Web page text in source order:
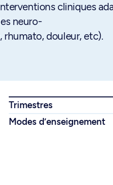
cliniques
neuro-
rhumato, douleur, etc).
Trimestres
Modes d’enseignement